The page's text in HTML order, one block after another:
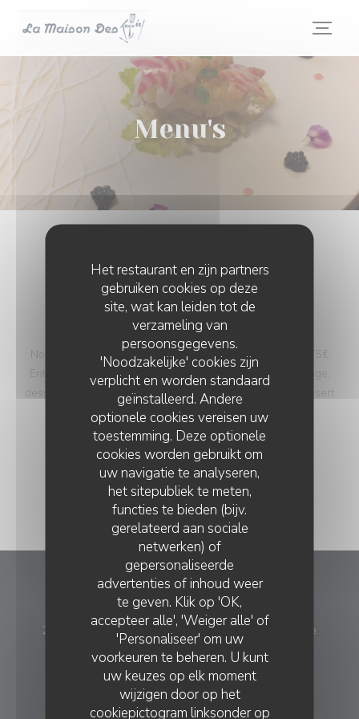
Het restaurant en zijn partners
gebruiken cookies op deze
site, wat kan leiden tot de
verzameling van
persoonsgegevens.
'Noodzakelijke' cookies zijn
verplicht en worden standaard
geïnstalleerd. Andere
optionele cookies vereisen uw
toestemming. Deze optionele
cookies worden gebruikt om
uw navigatie te analyseren,
het sitepubliek te meten,
functies te bieden (bijv.
gerelateerd aan sociale
netwerken) of
gepersonaliseerde
advertenties of inhoud weer
te geven. Klik op 'OK,
accepteer alle', 'Weiger alle' of
'Personaliseer' om uw
voorkeuren te beheren. U kunt
uw keuzes op elk moment
wijzigen door op het
cookiepictogram linksonder op
Menu's
LA MAISON DES TOQUES
Nous ne proposons pas de carte ni menu enfant Menu 75€
Entrée, poisson, dessert Menu 95€ Entrée, viande, fromage,
dessert Menu 115€ Entrée, poisson, viande, fromage, dessert
surprise, dessert
LA MAISON DES TOQUÉS
26 rue de la prée aux ducs 85330 Noirmoutier-en-l'Île
02 28 10 15 12
RESERVERING